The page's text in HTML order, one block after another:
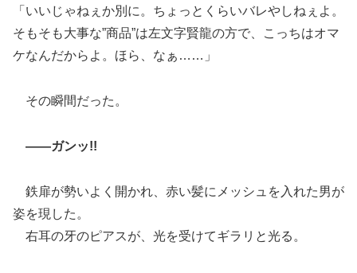
「いいじゃねぇか別に。ちょっとくらいバレやしねぇよ。
そもそも大事な”商品”は左文字賢龍の方で、こっちはオマ
ケなんだからよ。ほら、なぁ……」
その瞬間だった。
――ガンッ!!
鉄扉が勢いよく開かれ、赤い髪にメッシュを入れた男が
姿を現した。
右耳の牙のピアスが、光を受けてギラリと光る。